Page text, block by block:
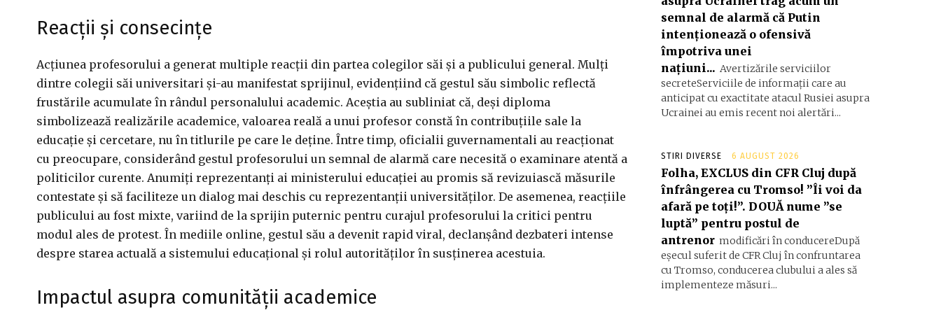
Reacții și consecințe
Acțiunea profesorului a generat multiple reacții din partea colegilor săi și a publicului general. Mulți
dintre colegii săi universitari și-au manifestat sprijinul, evidențiind că gestul său simbolic reflectă
frustările acumulate în rândul personalului academic. Aceștia au subliniat că, deși diploma
simbolizează realizările academice, valoarea reală a unui profesor constă în contribuțiile sale la
educație și cercetare, nu în titlurile pe care le deține. Între timp, oficialii guvernamentali au reacționat
cu preocupare, considerând gestul profesorului un semnal de alarmă care necesită o examinare atentă a
politicilor curente. Anumiți reprezentanți ai ministerului educației au promis să revizuiască măsurile
contestate și să faciliteze un dialog mai deschis cu reprezentanții universităților. De asemenea, reacțiile
publicului au fost mixte, variind de la sprijin puternic pentru curajul profesorului la critici pentru
modul ales de protest. În mediile online, gestul său a devenit rapid viral, declanșând dezbateri intense
despre starea actuală a sistemului educațional și rolul autorităților în susținerea acestuia.
Impactul asupra comunității academice
semnal de alarmă că Putin
intenționează o ofensivă
împotriva unei
națiuni... Avertizările serviciilor
secreteServiciile de informații care au
anticipat cu exactitate atacul Rusiei asupra
Ucrainei au emis recent noi alertări...
STIRI DIVERSE 6 AUGUST 2026
Folha, EXCLUS din CFR Cluj după
înfrângerea cu Tromso! ”Îi voi da
afară pe toți!”. DOUĂ nume ”se
luptă” pentru postul de
antrenor modificări în conducereDupă
eșecul suferit de CFR Cluj în confruntarea
cu Tromso, conducerea clubului a ales să
implementeze măsuri...